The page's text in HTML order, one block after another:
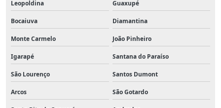
Leopoldina Guaxupé
Bocaiuva Diamantina
Monte Carmelo João Pinheiro
Igarapé Santana do Paraíso
São Lourenço Santos Dumont
Arcos São Gotardo